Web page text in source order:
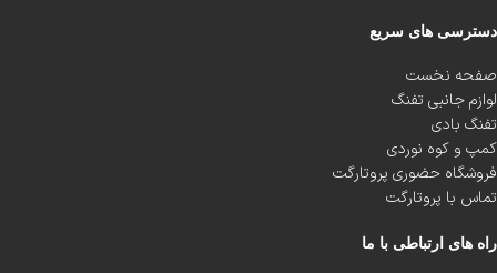
دسترسی های سریع
صفحه نخست
لوازم جانبی تفنگ
تفنگ بادی
کمپ و کوه نوردی
فروشگاه حضوری پروتارگت
تماس با پروتارگت
راه های ارتباطی با ما